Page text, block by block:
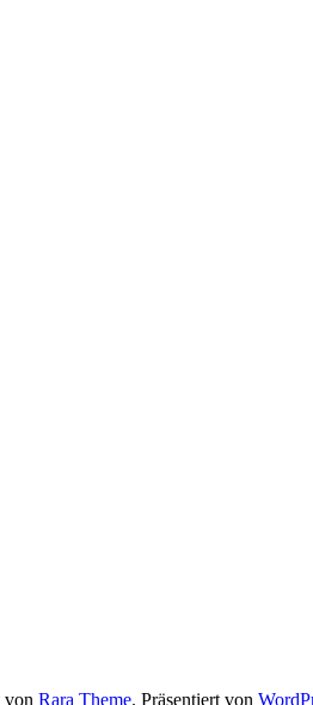
von Rara Theme. Präsentiert von